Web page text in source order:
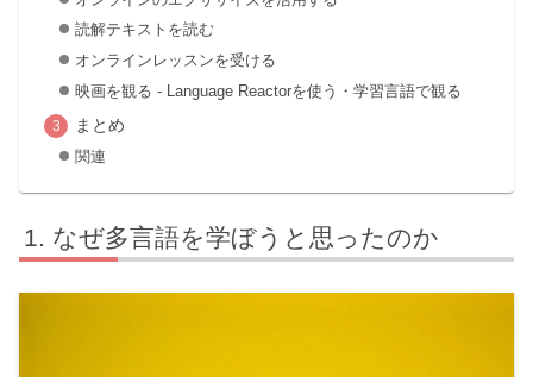
読解テキストを読む
オンラインレッスンを受ける
映画を観る - Language Reactorを使う・学習言語で観る
まとめ
関連
なぜ多言語を学ぼうと思ったのか